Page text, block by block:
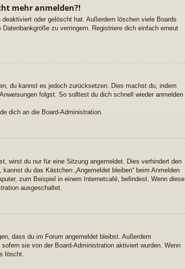
mehr anmelden?!
oder gelöscht hat. Außerdem löschen viele Boards
zu verringern. Registriere dich einfach erneut
du kannst es jedoch zurücksetzen. Dies machst du, indem
folgst. So solltest du dich schnell wieder anmelden
dich an die Board-Administration.
wirst du nur für eine Sitzung angemeldet. Dies verhindert den
du das Kästchen „Angemeldet bleiben“ beim Anmelden
zum Beispiel in einem Internetcafé, befindest. Wenn diese
ausgeschaltet.
dass du im Forum angemeldet bleibst. Außerdem
sie von der Board-Administration aktiviert wurden. Wenn
löscht.